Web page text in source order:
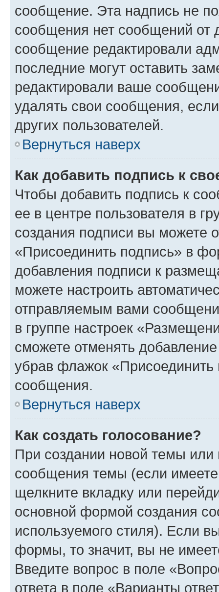
сообщение. Эта надпись не
сообщения нет сообщений от
сообщение редактировали
последние могут оставить
редактировали ваше
удалять свои сообщения,
других пользователей.
Вернуться наверх
Как добавить подпись к
Чтобы добавить подпись к
ее в центре пользователя в
создания подписи вы можете
«Присоединить подпись» в
добавления подписи к
можете настроить
отправляемым вами
в группе настроек
сможете отменять
убрав флажок
сообщения.
Вернуться наверх
Как создать голосование?
При создании новой темы или
сообщения темы (если
щелкните вкладку или
основной формой создания
используемого стиля). Если
формы, то значит, вы не
Введите вопрос в поле
ответа в поле «Варианты